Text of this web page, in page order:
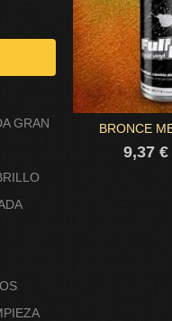
GRAN
BRONCE
9,37 €